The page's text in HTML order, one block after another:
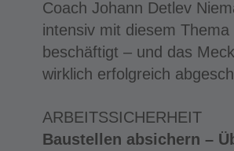
Coach Johann Detlev
intensiv mit diesem Thema
beschäftigt – und das
wirklich erfolgreich
ARBEITSSICHERHEIT
Baustellen absichern –